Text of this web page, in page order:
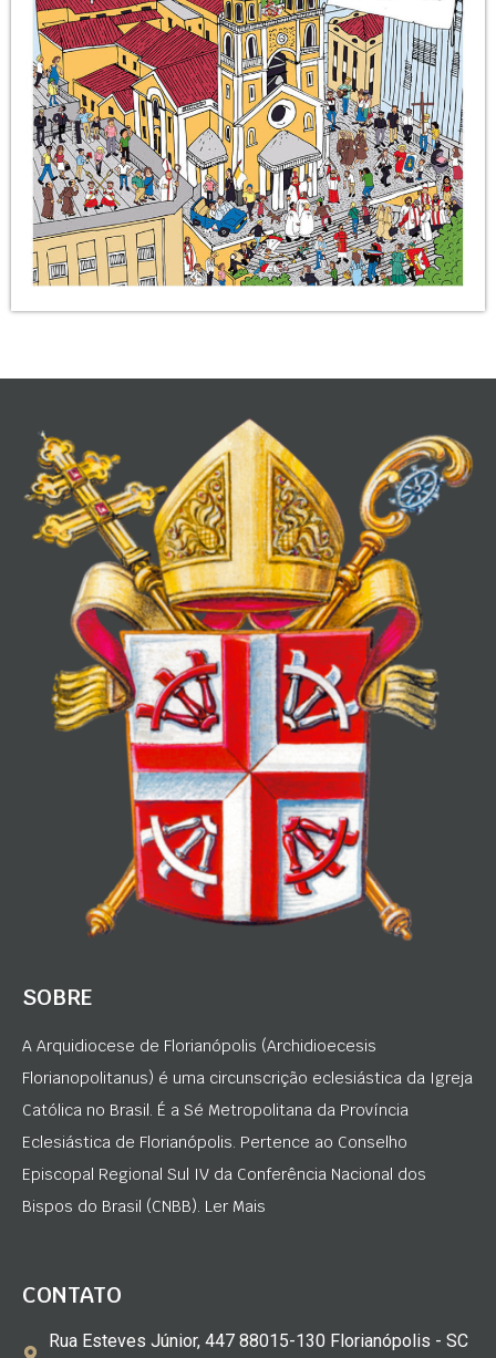
SOBRE
A Arquidiocese de Florianópolis (Archidioecesis
Florianopolitanus) é uma circunscrição eclesiástica da Igreja
Católica no Brasil. É a Sé Metropolitana da Província
Eclesiástica de Florianópolis. Pertence ao Conselho
Episcopal Regional Sul IV da Conferência Nacional dos
Bispos do Brasil (CNBB). Ler Mais
CONTATO
Rua Esteves Júnior, 447 88015-130 Florianópolis - SC